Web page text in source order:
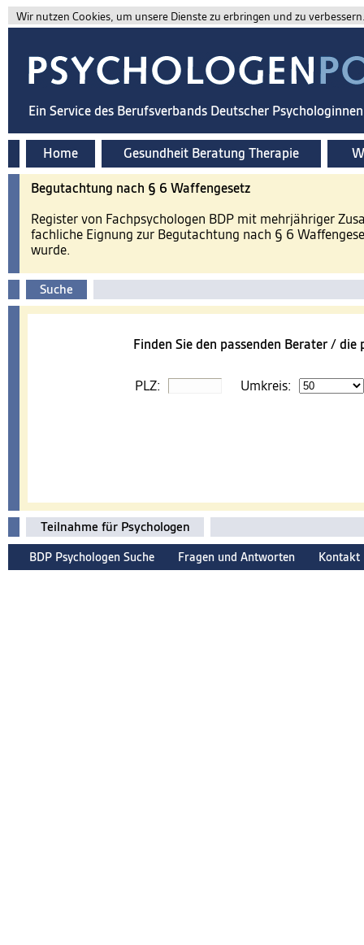
Wir nutzen Cookies, um unsere Dienste zu erbringen und zu
Ein Service des Berufsverbands Deutscher
Home Gesundheit Beratung Therapie
​Begutachtung nach § 6 Waffengesetz
Register von Fachpsychologen BDP mit mehrjähriger
fachliche Eignung zur Begutachtung nach § 6
wurde.
Suche
Finden Sie den passenden Berater /
PLZ: Umkreis:
Teilnahme für Psychologen
BDP Psychologen Suche Fragen und Antworten Kontakt